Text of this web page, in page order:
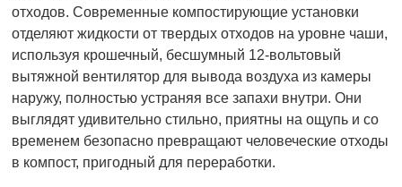
отходов. Современные компостирующие установки
отделяют жидкости от твердых отходов на уровне чаши,
используя крошечный, бесшумный 12-вольтовый
вытяжной вентилятор для вывода воздуха из камеры
наружу, полностью устраняя все запахи внутри. Они
выглядят удивительно стильно, приятны на ощупь и со
временем безопасно превращают человеческие отходы
в компост, пригодный для переработки.